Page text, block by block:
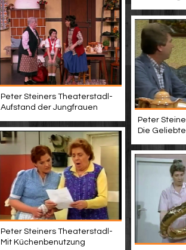
Peter Steiners Theaterstadl-
Aufstand der Jungfrauen
Peter
Die
Peter Steiners Theaterstadl-
Mit Küchenbenutzung